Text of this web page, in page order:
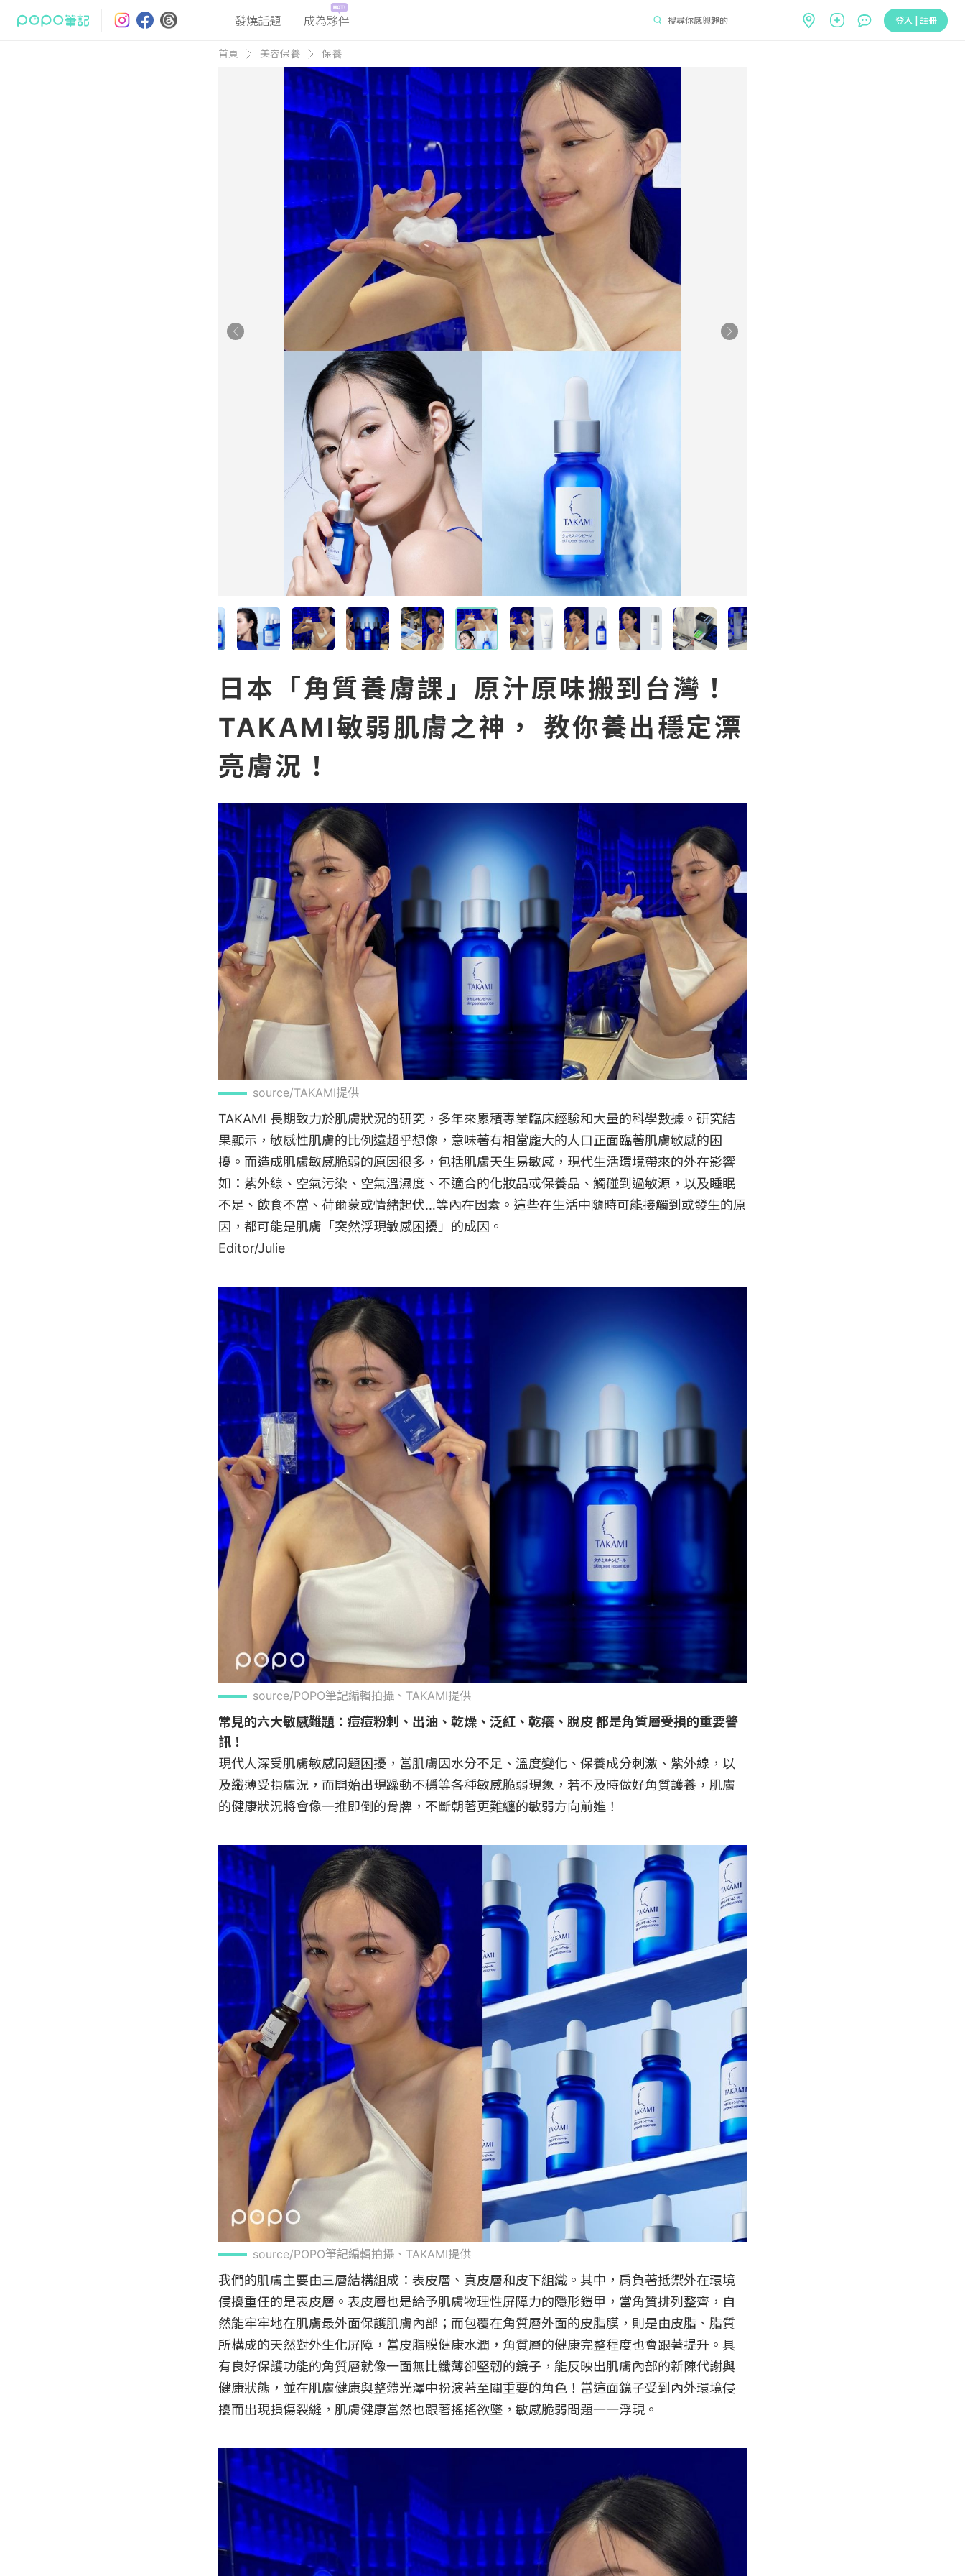
發燒話題 成為夥伴 登入 | 註冊
首頁 美容保養 保養
日本「角質養膚課」原汁原味搬到台灣！
TAKAMI敏弱肌膚之神， 教你養出穩定漂
亮膚況！
source/TAKAMI提供
TAKAMI 長期致力於肌膚狀況的研究，多年來累積專業臨床經驗和大量的科學數據。研究結
果顯示，敏感性肌膚的比例遠超乎想像，意味著有相當龐大的人口正面臨著肌膚敏感的困
擾。而造成肌膚敏感脆弱的原因很多，包括肌膚天生易敏感，現代生活環境帶來的外在影響
如：紫外線、空氣污染、空氣溫濕度、不適合的化妝品或保養品、觸碰到過敏源，以及睡眠
不足、飲食不當、荷爾蒙或情緒起伏…等內在因素。這些在生活中隨時可能接觸到或發生的原
因，都可能是肌膚「突然浮現敏感困擾」的成因。
Editor/Julie
source/POPO筆記編輯拍攝、TAKAMI提供
常見的六大敏感難題：痘痘粉刺、出油、乾燥、泛紅、乾癢、脫皮 都是角質層受損的重要警
訊！
現代人深受肌膚敏感問題困擾，當肌膚因水分不足、溫度變化、保養成分刺激、紫外線，以
及纖薄受損膚況，而開始出現躁動不穩等各種敏感脆弱現象，若不及時做好角質護養，肌膚
的健康狀況將會像一推即倒的骨牌，不斷朝著更難纏的敏弱方向前進！
source/POPO筆記編輯拍攝、TAKAMI提供
我們的肌膚主要由三層結構組成：表皮層、真皮層和皮下組織。其中，肩負著抵禦外在環境
侵擾重任的是表皮層。表皮層也是給予肌膚物理性屏障力的隱形鎧甲，當角質排列整齊，自
然能牢牢地在肌膚最外面保護肌膚內部；而包覆在角質層外面的皮脂膜，則是由皮脂、脂質
所構成的天然對外生化屏障，當皮脂膜健康水潤，角質層的健康完整程度也會跟著提升。具
有良好保護功能的角質層就像一面無比纖薄卻堅韌的鏡子，能反映出肌膚內部的新陳代謝與
健康狀態，並在肌膚健康與整體光澤中扮演著至關重要的角色！當這面鏡子受到內外環境侵
擾而出現損傷裂縫，肌膚健康當然也跟著搖搖欲墜，敏感脆弱問題一一浮現。